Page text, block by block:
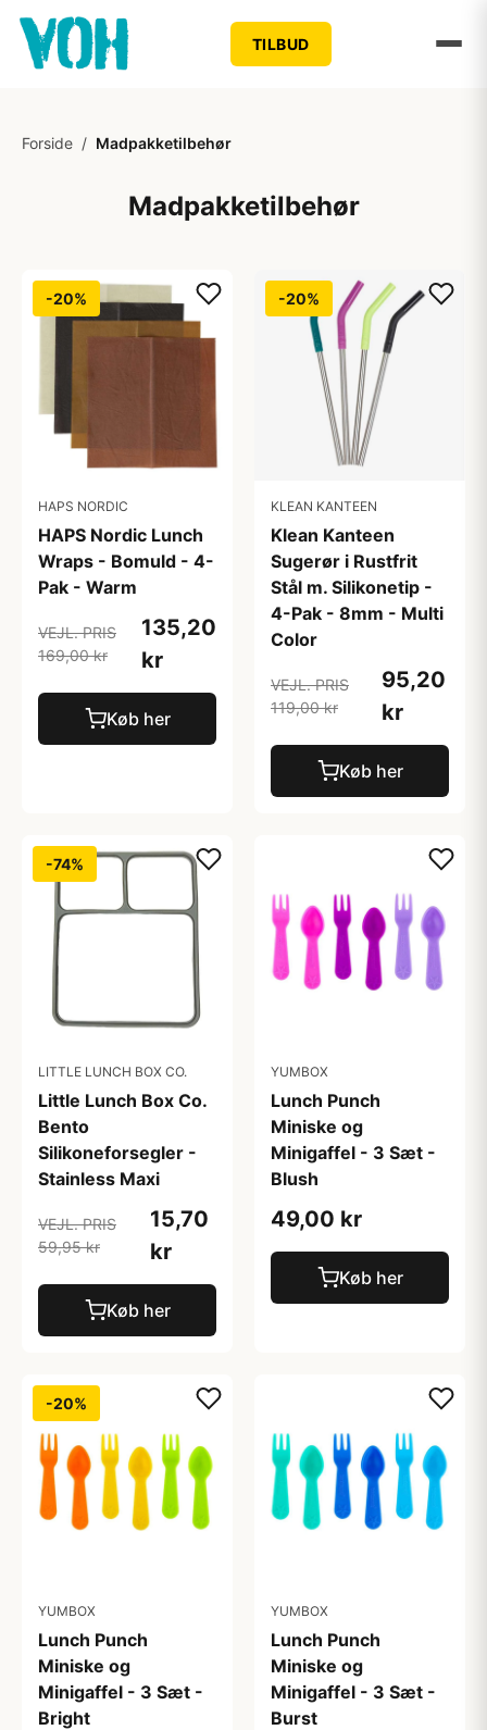
TILBUD
Forside / Madpakketilbehør
Madpakketilbehør
-20%
HAPS NORDIC
HAPS Nordic Lunch
Wraps - Bomuld - 4-
Pak - Warm
VEJL. PRIS
169,00 kr
135,20
kr
Køb her
-20%
KLEAN KANTEEN
Klean Kanteen
Sugerør i Rustfrit
Stål m. Silikonetip -
4-Pak - 8mm - Multi
Color
VEJL. PRIS
119,00 kr
95,20
kr
Køb her
-74%
LITTLE LUNCH BOX CO.
Little Lunch Box Co.
Bento
Silikoneforsegler -
Stainless Maxi
VEJL. PRIS
59,95 kr
15,70
kr
Køb her
YUMBOX
Lunch Punch
Miniske og
Minigaffel - 3 Sæt -
Blush
49,00 kr
Køb her
-20%
YUMBOX
Lunch Punch
Miniske og
Minigaffel - 3 Sæt -
Bright
YUMBOX
Lunch Punch
Miniske og
Minigaffel - 3 Sæt -
Burst